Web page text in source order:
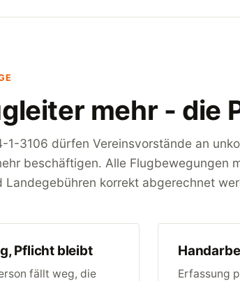
mehr - die
1-3106 dürfen Vereinsvorstände an
beschäftigen. Alle Flugbewegungen
Landegebühren korrekt abgerechnet
Pflicht bleibt
fällt weg, die
Erfassung